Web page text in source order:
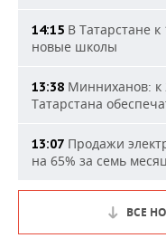
14:15 В Татарстане
новые школы
13:38 Минниханов: к
Татарстана
13:07 Продажи
на 65% за семь
ВСЕ